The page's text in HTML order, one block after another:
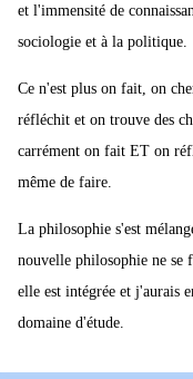
et l'immensité de
sociologie et à la politique.
Ce n'est plus on fait, on
réfléchit et on trouve des
carrément on fait ET on
même de faire.
La philosophie s'est
nouvelle philosophie ne se
elle est intégrée et j'aurais
domaine d'étude.